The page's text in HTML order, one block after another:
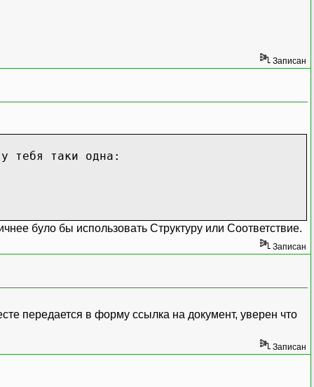
Записан
тебя таки одна:
було бы использовать Структуру или Соответствие.
Записан
передается в форму ссылка на документ, уверен что
Записан